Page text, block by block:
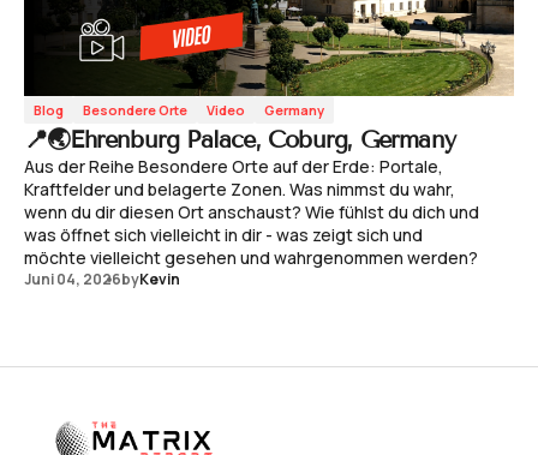
Blog Besondere Orte Video Germany
📍🌏Ehrenburg Palace, Coburg, Germany
Aus der Reihe Besondere Orte auf der Erde: Portale,
Kraftfelder und belagerte Zonen. Was nimmst du wahr,
wenn du dir diesen Ort anschaust? Wie fühlst du dich und
was öffnet sich vielleicht in dir - was zeigt sich und
möchte vielleicht gesehen und wahrgenommen werden?
Juni 04, 2026byKevin